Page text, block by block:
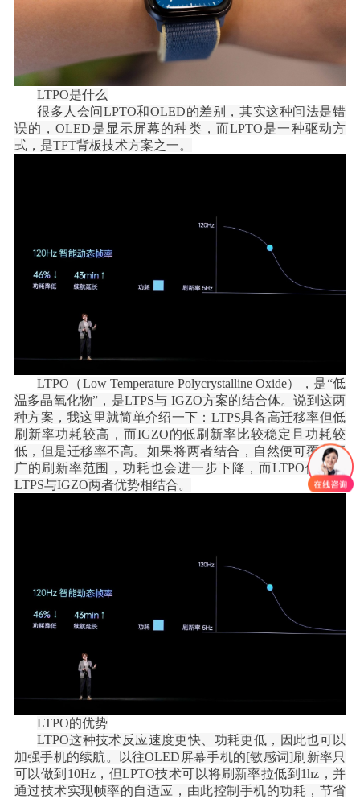
LTPO是什么
很多人会问LPTO和OLED的差别，其实这种问法是错
误的，OLED是显示屏幕的种类，而LPTO是一种驱动方
式，是TFT背板技术方案之一。
LTPO（Low Temperature Polycrystalline Oxide），是“低
温多晶氧化物”，是LTPS与 IGZO方案的结合体。说到这两
种方案，我这里就简单介绍一下：LTPS具备高迁移率但低
刷新率功耗较高，而IGZO的低刷新率比较稳定且功耗较
低，但是迁移率不高。如果将两者结合，自然便可覆盖更
广的刷新率范围，功耗也会进一步下降，而LTPO便是将
LTPS与IGZO两者优势相结合。
LTPO的优势
LTPO这种技术反应速度更快、功耗更低，因此也可以
加强手机的续航。以往OLED屏幕手机的[敏感词]刷新率只
可以做到10Hz，但LPTO技术可以将刷新率拉低到1hz，并
通过技术实现帧率的自适应，由此控制手机的功耗，节省